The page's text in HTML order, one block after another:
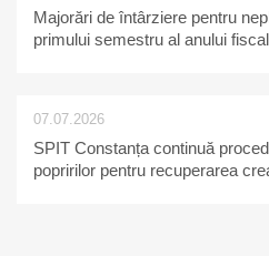
Majorări de întârziere pentru
primului semestru al anului
07.07.2026
SPIT Constanța continuă
popririlor pentru recuperarea